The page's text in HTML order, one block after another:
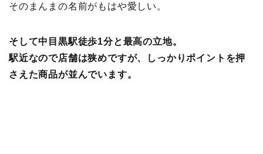
そのまんまの名前がもはや愛しい。
そして中目黒駅徒歩1分と最高の立地。
駅近なので店舗は狭めですが、しっかりポイントを押
さえた商品が並んでいます。